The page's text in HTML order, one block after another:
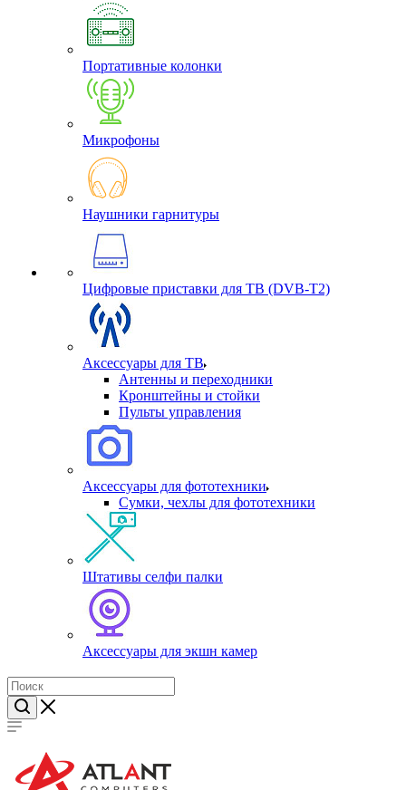
Портативные колонки
Микрофоны
Наушники гарнитуры
Цифровые приставки для ТВ (DVB-T2)
Аксессуары для ТВ
Антенны и переходники
Кронштейны и стойки
Пульты управления
Аксессуары для фототехники
Сумки, чехлы для фототехники
Штативы селфи палки
Аксессуары для экшн камер